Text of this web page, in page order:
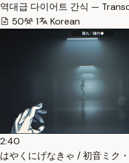
역대급 다이어트 간식 —
50
1 Korean
2:40
はやくにげなきゃ / 初音ミク